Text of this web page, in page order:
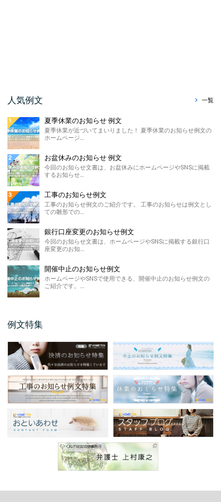
する販売休止のお知らせテンプレートのご紹
介です。 こちらに ...
ホームページやSNSに掲載する製造終了のお
知らせ例文のご紹介です。 材料の高騰や需要
の低下による製 ...
価格改定のお知らせ例文
今回のお知らせ文書は、ホームページに掲載
FAX廃止のお知らせ 例 ...
るペーパ ...
メールアドレス変更のお知 ...
保護者説明会のご案内例文のご紹介です。 保
護者説明会のご案内例文は、小学校、中学
校、高校などの学校 ...
仕様変更のお知らせ 例文
仕様変更のお知らせ例文のご紹介です。 会社
やお店、ショップと業種は問わず商品、製品
商品表示変更のお知らせ ...
商品表示変更のお知らせ例文のご紹介です。
商品や製品のパッケージや商品の印刷物、各
...
口座振替のお知らせ 例文
に掲載する口座振替のお知らせ例文のご紹介
人気例文 一覧
夏季休業のお知らせ 例文
夏季休業が近づいてまいりました！ 夏季休業のお知らせ例文の
ホームページ...
お盆休みのお知らせ 例文
今回のお知らせ文書は、お盆休みにホームページやSNSに掲載
するお知らせ...
工事のお知らせ例文
工事のお知らせ例文のご紹介です。 工事のお知らせは例文とし
ての雛形での...
銀行口座変更のお知らせ例文
今回のお知らせ文書は、ホームページやSNSに掲載する銀行口
座変更のお知...
開催中止のお知らせ例文
ホームページやSNSで使用できる、開催中止のお知らせ例文の
ご紹介です。...
例文特集